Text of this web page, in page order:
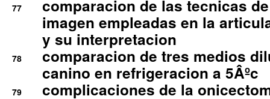
77
comparacion de las tecnicas
imagen empleadas en la
y su interpretacion
78
comparacion de tres medios
canino en refrigeracion a 5Âºc
79 complicaciones de la